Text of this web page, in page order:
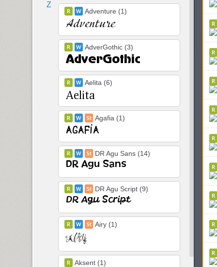
Z
Adventure (1)
AdverGothic (3)
Aelita (6)
Agafia (1)
DR Agu Sans (14)
DR Agu Script (9)
Airy (1)
Aksent (1)